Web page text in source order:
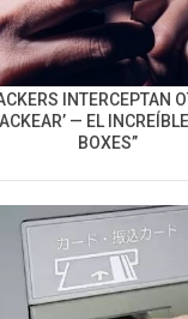
INTERCEPTAN
— EL
BOXES”